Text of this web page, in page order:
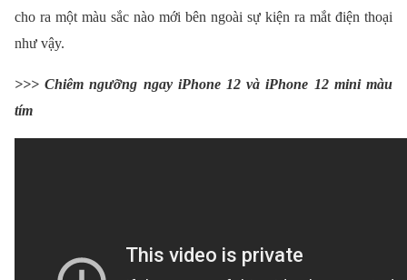
cho ra một màu sắc nào mới bên ngoài sự kiện ra mắt điện thoại
như vậy.
>>> Chiêm ngưỡng ngay iPhone 12 và iPhone 12 mini màu
tím